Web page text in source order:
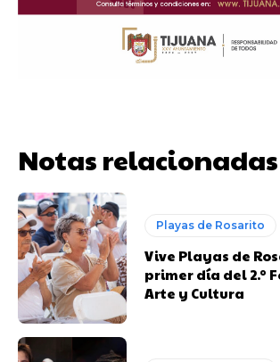
Notas relacionadas
Playas de Rosarito
Vive Playas de
primer día del 2.º
Arte y Cultura